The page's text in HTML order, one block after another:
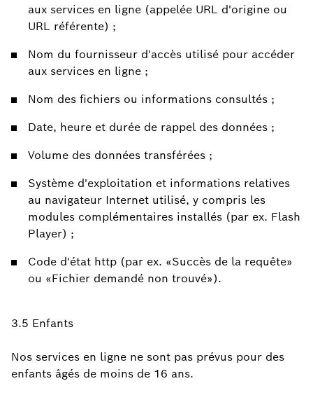
aux services en ligne (appelée URL d'origine ou
URL référente) ;
Nom du fournisseur d'accès utilisé pour accéder
aux services en ligne ;
Nom des fichiers ou informations consultés ;
Date, heure et durée de rappel des données ;
Volume des données transférées ;
Système d'exploitation et informations relatives
au navigateur Internet utilisé, y compris les
modules complémentaires installés (par ex. Flash
Player) ;
Code d'état http (par ex. «Succès de la requête»
ou «Fichier demandé non trouvé»).
3.5 Enfants
Nos services en ligne ne sont pas prévus pour des
enfants âgés de moins de 16 ans.